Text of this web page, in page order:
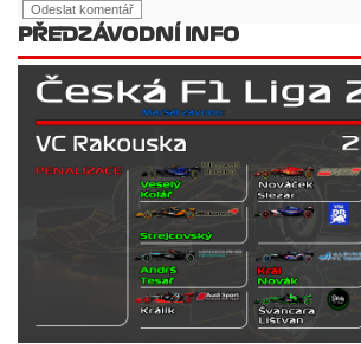
PŘEDZÁVODNÍ INFO